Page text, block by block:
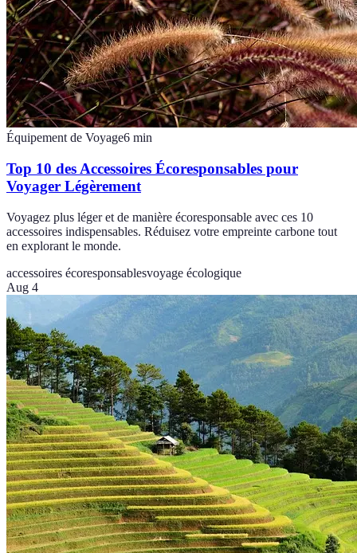
Équipement de Voyage6 min
Top 10 des Accessoires Écoresponsables pour
Voyager Légèrement
Voyagez plus léger et de manière écoresponsable avec ces 10
accessoires indispensables. Réduisez votre empreinte carbone tout
en explorant le monde.
accessoires écoresponsablesvoyage écologique
Aug 4